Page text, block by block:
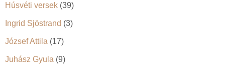
Húsvéti versek (39)
Ingrid Sjöstrand (3)
József Attila (17)
Juhász Gyula (9)